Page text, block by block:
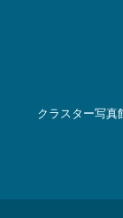
クラスター写真